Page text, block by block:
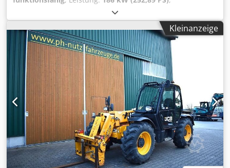
, Reifenzustand:
2021, Betriebsstunden:5.980 h, Ausstattung:UVV, HITACHI
ZW250-6 Baujahr: 2021 Betriebsstunden: 5980h
Direktanbau Cedpfxozb Uzks Aamsrf Zentralschmierung
Reifen ca. 80% Rückfahrkamera
Kleinanzeige